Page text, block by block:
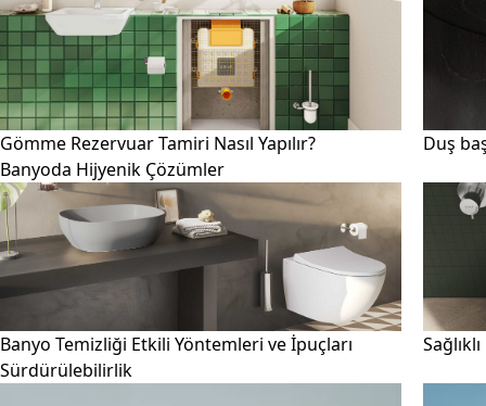
Gömme Rezervuar Tamiri Nasıl Yapılır?
Duş
Banyoda Hijyenik Çözümler
Banyo Temizliği Etkili Yöntemleri ve İpuçları
Sürdürülebilirlik